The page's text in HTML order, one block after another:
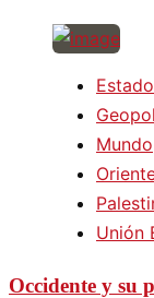
Mundo
Unión
Occidente y su